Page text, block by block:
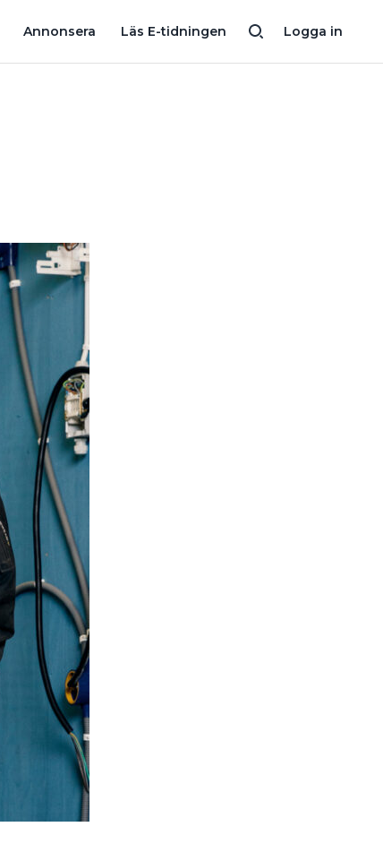
Logga in
Annonsera Läs E-tidningen
ELLÄRA: ”SPÄNNING, STRÖM OCH RESISTANS HADE VI ALLA